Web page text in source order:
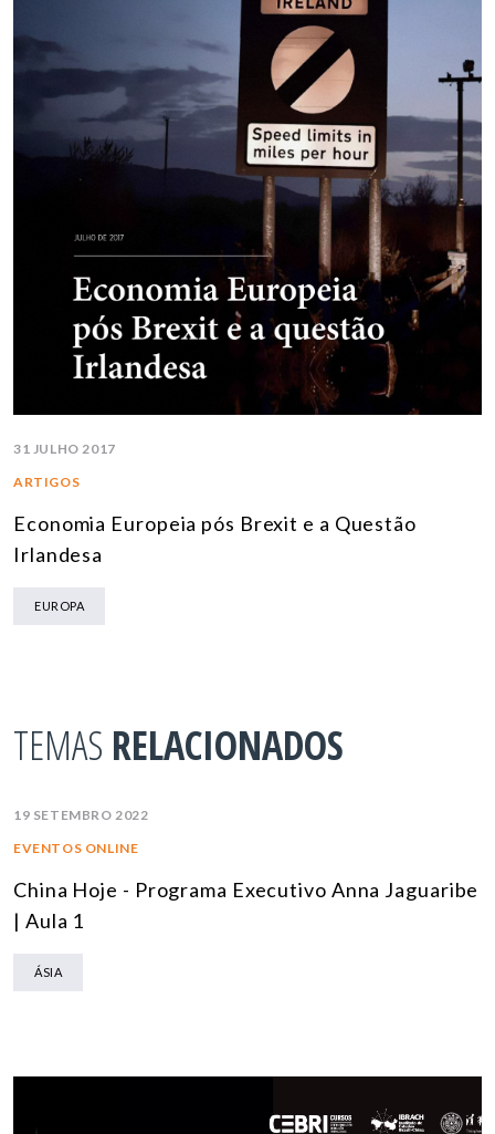
31 JULHO 2017
ARTIGOS
Economia Europeia pós Brexit e a Questão
Irlandesa
EUROPA
TEMAS RELACIONADOS
19 SETEMBRO 2022
EVENTOS ONLINE
China Hoje - Programa Executivo Anna Jaguaribe
| Aula 1
ÁSIA